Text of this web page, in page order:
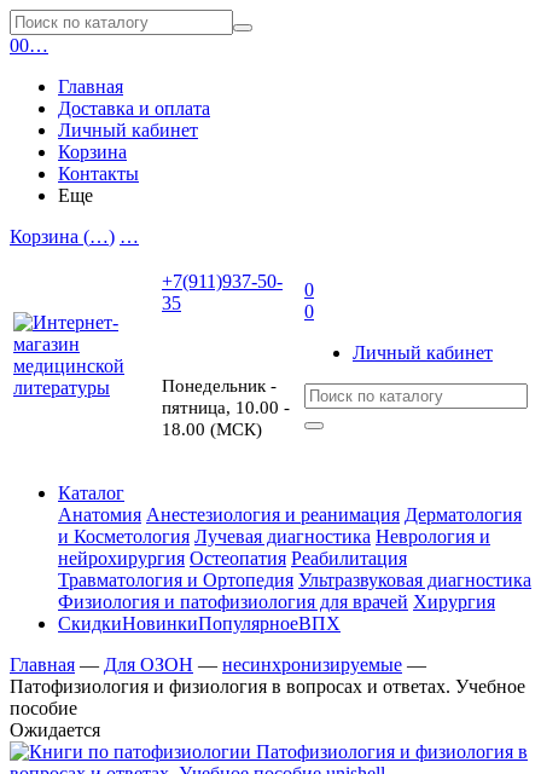
00…
Главная
Доставка и оплата
Личный кабинет
Корзина
Контакты
Еще
Корзина (…) …
+7(911)937-50-
35
Понедельник -
пятница, 10.00 -
18.00 (МСК)
0
0
Личный кабинет
Каталог
Анатомия Анестезиология и реанимация Дерматология
и Косметология Лучевая диагностика Неврология и
нейрохирургия Остеопатия Реабилитация
Травматология и Ортопедия Ультразвуковая диагностика
Физиология и патофизиология для врачей Хирургия
СкидкиНовинкиПопулярноеВПХ
Главная — Для ОЗОН — несинхронизируемые —
Патофизиология и физиология в вопросах и ответах. Учебное
пособие
Ожидается